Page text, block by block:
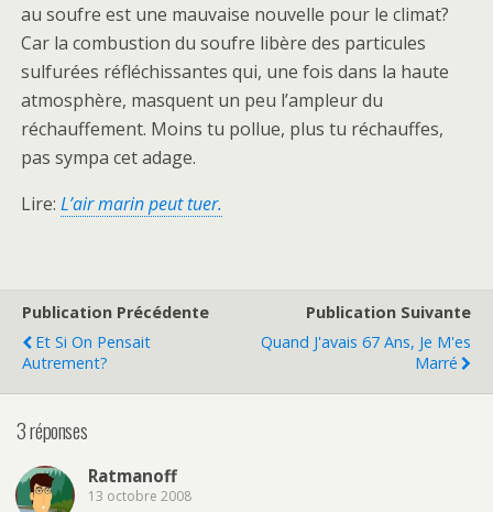
au soufre est une mauvaise nouvelle pour le climat?
Car la combustion du soufre libère des particules
sulfurées réfléchissantes qui, une fois dans la haute
atmosphère, masquent un peu l’ampleur du
réchauffement. Moins tu pollue, plus tu réchauffes,
pas sympa cet adage.
Lire: L’air marin peut tuer.
Publication Précédente
Et Si On Pensait
Autrement?
Publication Suivante
Quand J'avais 67 Ans, Je M'es
Marré
3 réponses
Ratmanoff
13 octobre 2008